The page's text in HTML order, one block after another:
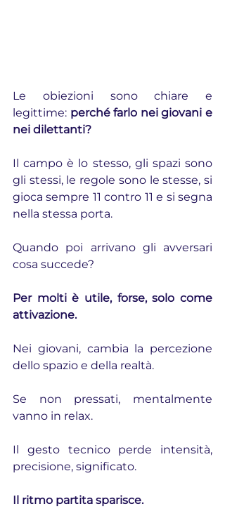
Le obiezioni sono chiare e
legittime: perché farlo nei giovani e
nei dilettanti?
Il campo è lo stesso, gli spazi sono
gli stessi, le regole sono le stesse, si
gioca sempre 11 contro 11 e si segna
nella stessa porta.
Quando poi arrivano gli avversari
cosa succede?
Per molti è utile, forse, solo come
attivazione.
Nei giovani, cambia la percezione
dello spazio e della realtà.
Se non pressati, mentalmente
vanno in relax.
Il gesto tecnico perde intensità,
precisione, significato.
Il ritmo partita sparisce.